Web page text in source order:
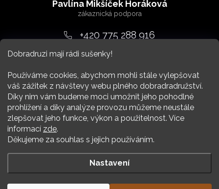
Dobradruzi mají rádi sušenky!
Používáme cookies, abychom mohli stále vylepšovat
váš zážitek z návštevy webu plného dobradradružství.
Díky nim vám budeme moci umožnit jeho pohodlné
prohlížení a díky analýze provozu můžeme neustále
zlepšovat jeho funkce, výkon a použitelnost. Více
informací zde.
Děkujeme za souhlas s jejich používáním.
Nastavení
a
Nákup
Více Dobradruha
Pavlína Mikšíček Horáková
+420 775 288 916
srdcem@dobradruh.cz
Copyright 2026DOBRADRUH. Všechna práva vyhrazena.